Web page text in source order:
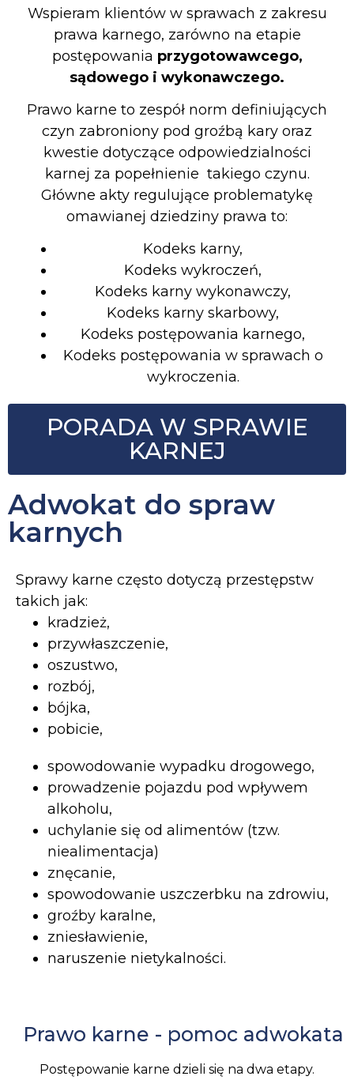
Wspieram klientów w sprawach z zakresu
prawa karnego, zarówno na etapie
postępowania przygotowawcego,
sądowego i wykonawczego.
Prawo karne to zespół norm definiujących
czyn zabroniony pod groźbą kary oraz
kwestie dotyczące odpowiedzialności
karnej za popełnienie takiego czynu.
Główne akty regulujące problematykę
omawianej dziedziny prawa to:
Kodeks karny,
Kodeks wykroczeń,
Kodeks karny wykonawczy,
Kodeks karny skarbowy,
Kodeks postępowania karnego,
Kodeks postępowania w sprawach o
wykroczenia.
PORADA W SPRAWIE
KARNEJ
Adwokat do spraw
karnych
Sprawy karne często dotyczą przestępstw
takich jak:
kradzież,
przywłaszczenie,
oszustwo,
rozbój,
bójka,
pobicie,
spowodowanie wypadku drogowego,
prowadzenie pojazdu pod wpływem
alkoholu,
uchylanie się od alimentów (tzw.
niealimentacja)
znęcanie,
spowodowanie uszczerbku na zdrowiu,
groźby karalne,
zniesławienie,
naruszenie nietykalności.
Prawo karne - pomoc adwokata
Postępowanie karne dzieli się na dwa etapy.